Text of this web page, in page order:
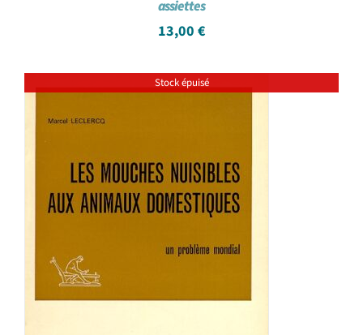
assiettes
13,00 €
Stock épuisé